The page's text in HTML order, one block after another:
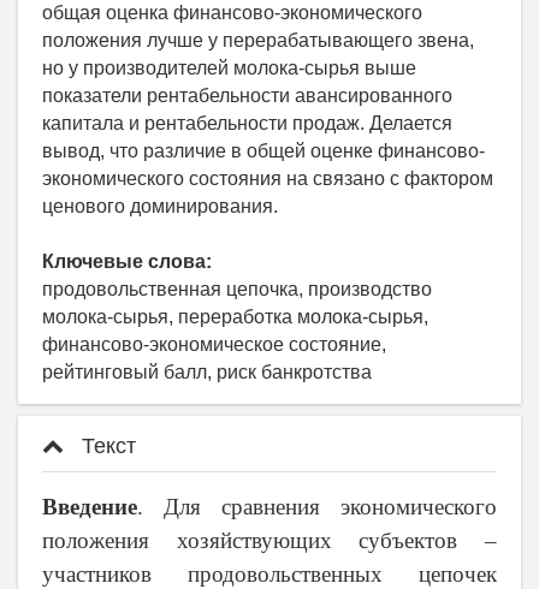
общая оценка финансово-экономического
положения лучше у перерабатывающего звена,
но у производителей молока-сырья выше
показатели рентабельности авансированного
капитала и рентабельности продаж. Делается
вывод, что различие в общей оценке финансово-
экономического состояния на связано с фактором
ценового доминирования.
Ключевые слова:
продовольственная цепочка, производство
молока-сырья, переработка молока-сырья,
финансово-экономическое состояние,
рейтинговый балл, риск банкротства
Текст
Введение. Для сравнения экономического
положения хозяйствующих субъектов –
участников продовольственных цепочек